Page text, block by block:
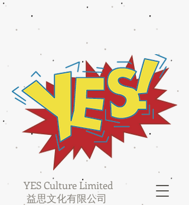
YES Culture Limited
益思文化有限公司